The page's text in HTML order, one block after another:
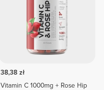
38,38 zł
Vitamin C 1000mg + Rose Hip